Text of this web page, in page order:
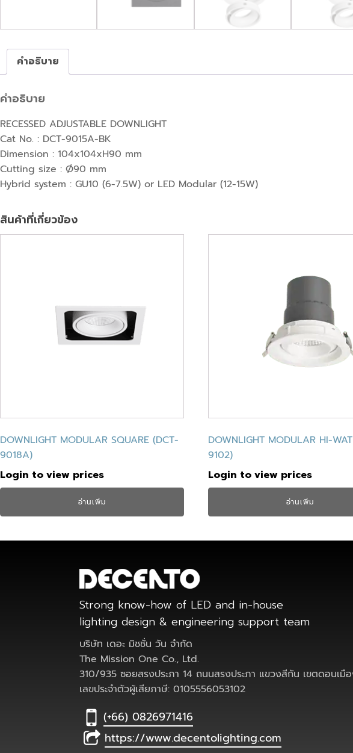
คำอธิบาย
คำอธิบาย
RECESSED ADJUSTABLE DOWNLIGHT
Cat No. : DCT-9015A-BK
Dimension : 104x104xH90 mm
Cutting size : Ø90 mm
Hybrid system : GU10 (6-7.5W) or LED Modular (12-15W)
สินค้าที่เกี่ยวข้อง
DOWNLIGHT MODULAR SQUARE (DCT-
9018A)
Login to view prices
อ่านเพิ่ม
DOWNLIGHT MODULAR HI-
9102)
Login to view prices
อ่านเพิ่ม
Strong know-how of LED and in-house
lighting design & engineering support team
บริษัท เดอะ มิชชั่น วัน จำกัด
The Mission One Co., Ltd.
310/935 ซอยสรงประภา 14 ถนนสรงประภา แขวงสีกัน เขตดอนเมื
เลขประจำตัวผู้เสียภาษี: 0105556053102
(+66) 0826971416
https://www.decentolighting.com